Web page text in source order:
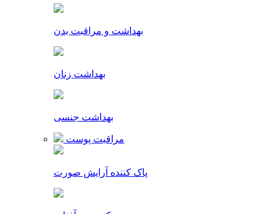
بهداشت و مراقبت بدن
بهداشت زنان
بهداشت جنسی
مراقبت پوست
پاک کننده آرایش صورت